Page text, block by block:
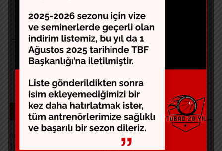
← Derbi sonrası koçlar neler söyledi?
Koç Hakan Demir Banvit’te →
SON YAZILAR
Hurşit Baytok ve Jülide Sonat Projeleri Kapsamında
Turnuvalarımız Başarıyla Tamamlandı.